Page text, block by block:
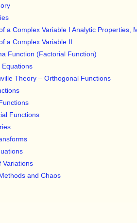
a Complex Variable I Analytic Properties,
a Complex Variable II
Function (Factorial Function)
Equations
Theory – Orthogonal Functions
Functions
Variations
and Chaos